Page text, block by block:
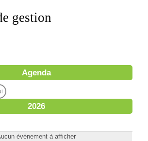
gestion
Agenda
2026
événement à afficher